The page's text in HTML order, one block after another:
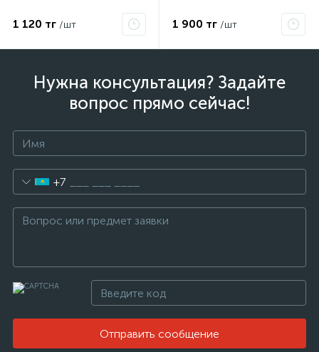
PHC-30
1 120 тг /шт 1 900 тг /шт
Нужна консультация? Задайте
вопрос прямо сейчас!
+7
Отправить сообщение